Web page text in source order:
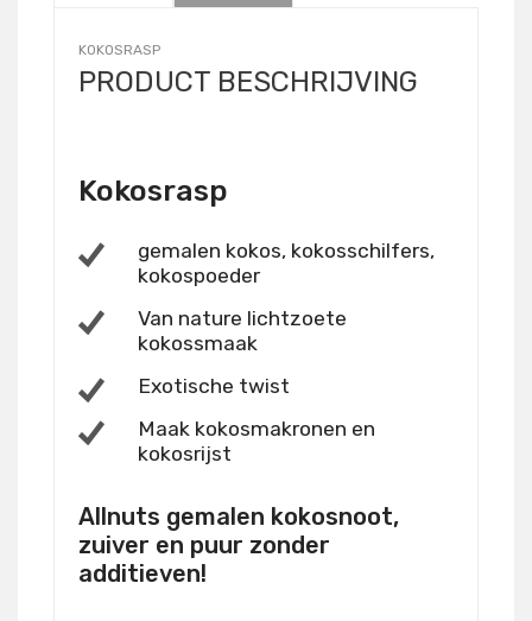
KOKOSRASP
PRODUCT BESCHRIJVING
Kokosrasp
gemalen kokos, kokosschilfers,
kokospoeder
Van nature lichtzoete
kokossmaak
Exotische twist
Maak kokosmakronen en
kokosrijst
Allnuts gemalen kokosnoot,
zuiver en puur zonder
additieven!